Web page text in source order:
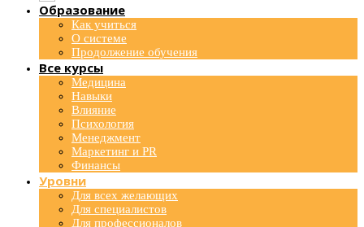
Образование
Как учиться
О системе
Продолжение обучения
Все курсы
Медицина
Навыки
Влияние
Психология
Менеджмент
Маркетинг и PR
Финансы
Уровни
Для всех желающих
Для специалистов
Для профессионалов